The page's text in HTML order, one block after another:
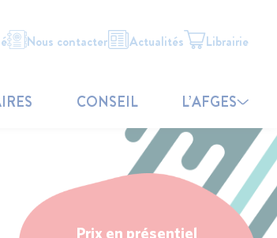
Nous contacter Actualités Librairie
CONSEIL L’AFGES
Prix en présentiel